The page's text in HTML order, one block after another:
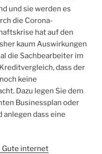
und sie werden es
die Corona-
hat auf den
kaum Auswirkungen
die Sachbearbeiter im
dass der
keine
Dazu legen Sie dem
Businessplan oder
anlegen dass eine
Gute internet